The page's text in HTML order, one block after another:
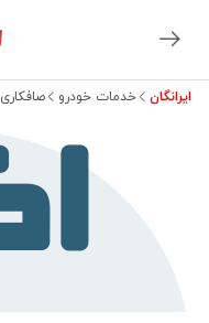
ایرانگان خدمات خودرو صافکاری